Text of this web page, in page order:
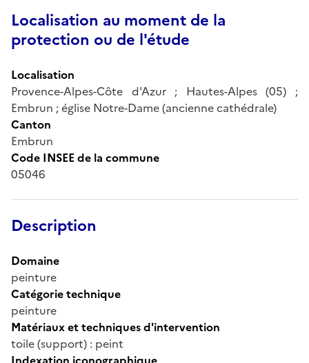
Localisation au moment de la
protection ou de l'étude
Localisation
Provence-Alpes-Côte d'Azur ; Hautes-Alpes (05) ;
Embrun ; église Notre-Dame (ancienne cathédrale)
Canton
Embrun
Code INSEE de la commune
05046
Description
Domaine
peinture
Catégorie technique
peinture
Matériaux et techniques d'intervention
toile (support) : peint